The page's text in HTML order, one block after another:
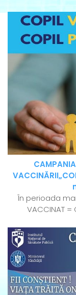
În perioada
VACCINAT =